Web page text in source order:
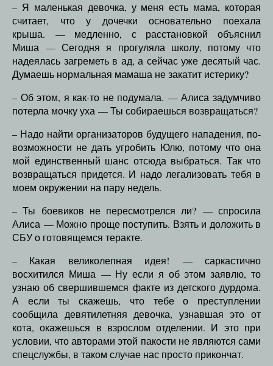
– Я маленькая девочка, у меня есть мама, которая
считает, что у дочечки основательно поехала
крыша. — медленно, с расстановкой объяснил
Миша — Сегодня я прогуляла школу, потому что
надеялась загреметь в ад, а сейчас уже десятый час.
Думаешь нормальная мамаша не закатит истерику?
– Об этом, я как-то не подумала. — Алиса задумчиво
потерла мочку уха — Ты собираешься возвращаться?
– Надо найти организаторов будущего нападения, по-
возможности не дать угробить Юлю, потому что она
мой единственный шанс отсюда выбраться. Так что
возвращаться придется. И надо легализовать тебя в
моем окружении на пару недель.
– Ты боевиков не пересмотрелся ли? — спросила
Алиса — Можно проще поступить. Взять и доложить в
СБУ о готовящемся теракте.
– Какая великолепная идея! — саркастично
восхитился Миша — Ну если я об этом заявлю, то
узнаю об свершившемся факте из детского дурдома.
А если ты скажешь, что тебе о преступлении
сообщила девятилетняя девочка, узнавшая это от
кота, окажешься в взрослом отделении. И это при
условии, что авторами этой пакости не являются сами
спецслужбы, в таком случае нас просто прикончат.